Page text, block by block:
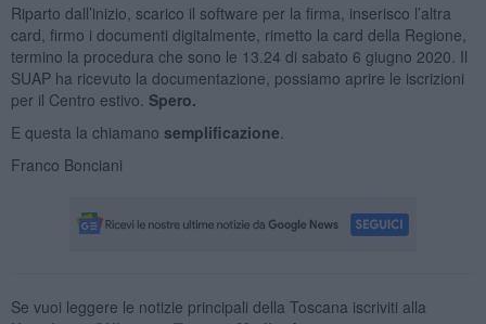
Riparto dall’inizio, scarico il software per la firma, inserisco l’altra
card, firmo i documenti digitalmente, rimetto la card della Regione,
termino la procedura che sono le 13.24 di sabato 6 giugno 2020. Il
SUAP ha ricevuto la documentazione, possiamo aprire le iscrizioni
per il Centro estivo. Spero.
E questa la chiamano semplificazione
Franco Bonciani
Se vuoi leggere le notizie principali della Toscana iscriviti alla